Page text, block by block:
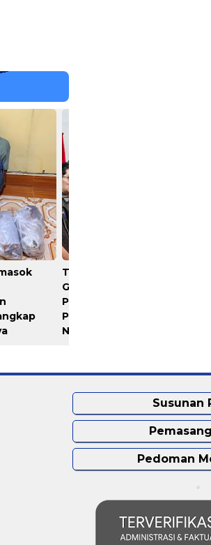
Terima Audiensi BNKP,
Gubernur Bobby Nasution
Paparkan Tiga Prioritas
Pembangunan Kepulauan
Nias
Susunan
Pedoman